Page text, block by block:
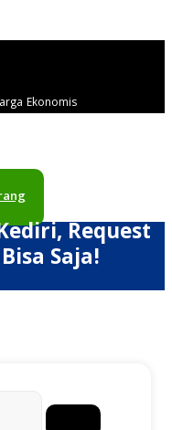
Ekonomis
Request
Saja!